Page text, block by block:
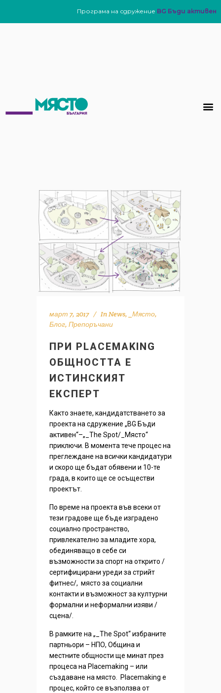
Програма на сдружение BG Бъди активен
март 7, 2017 InNews, _Място,
Блог, Препоръчани
ПРИ PLACEMAKING
ОБЩНОСТТА Е
ИСТИНСКИЯТ
ЕКСПЕРТ
Както знаете, кандидатстването за
проекта на сдружение „BG Бъди
активен“–„_The Spot/_Място“
приключи. В момента тече процес на
преглеждане на всички кандидатури
и скоро ще бъдат обявени и 10-те
града, в които ще се осъществи
проектът.
По време на проекта във всеки от
тези градове ще бъде изградено
социално пространство,
привлекателно за младите хора,
обединяващо в себе си
възможности за спорт на открито /
сертифицирани уреди за стрийт
фитнес/, място за социални
контакти и възможност за културни
формални и неформални изяви /
сцена/.
В рамките на „_The Spot“ избраните
партньори – НПО, Община и
местните общности ще минат през
процеса на Placemaking – или
създаване на място. Placemaking е
процес, който се възползва от